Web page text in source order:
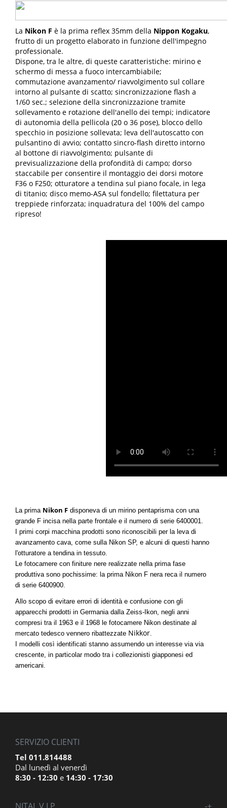
La Nikon F è la prima reflex 35mm della Nippon Kogaku,
frutto di un progetto elaborato in funzione dell'impegno
professionale.
Dispone, tra le altre, di queste caratteristiche: mirino e
schermo di messa a fuoco intercambiabile;
commutazione avanzamento/ riavvolgimento sul collare
intorno al pulsante di scatto; sincronizzazione flash a
1/60 sec.; selezione della sincronizzazione tramite
sollevamento e rotazione dell'anello dei tempi; indicatore
di autonomia della pellicola (20 o 36 pose), blocco dello
specchio in posizione sollevata; leva dell'autoscatto con
pulsantino di avvio; contatto sincro-flash diretto intorno
al bottone di riavvolgimento; pulsante di
previsualizzazione della profondità di campo; dorso
staccabile per consentire il montaggio dei dorsi motore
F36 o F250; otturatore a tendina sul piano focale, in lega
di titanio; disco memo-ASA sul fondello; filettatura per
treppiede rinforzata; inquadratura del 100% del campo
ripreso!
La prima Nikon F disponeva di un mirino pentaprisma con una
grande F incisa nella parte frontale e il numero di serie 6400001.
I primi corpi macchina prodotti sono riconoscibili per la leva di
avanzamento cava, come sulla Nikon SP, e alcuni di questi hanno
l'otturatore a tendina in tessuto.
Le fotocamere con finiture nere realizzate nella prima fase
produttiva sono pochissime: la prima Nikon F nera reca il numero
di serie 6400900.
Allo scopo di evitare errori di identità e confusione con gli
apparecchi prodotti in Germania dalla Zeiss-Ikon, negli anni
compresi tra il 1963 e il 1968 le fotocamere Nikon destinate al
mercato tedesco vennero ribattezzate Nikkor.
I modelli così identificati stanno assumendo un interesse via via
crescente, in particolar modo tra i collezionisti giapponesi ed
americani.
SERVIZIO CLIENTI
Tel 011.814488
Dal lunedì al venerdì
8:30 - 12:30 e 14:30 - 17:30